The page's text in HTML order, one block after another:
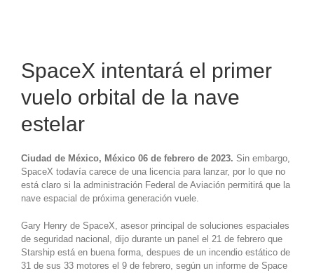
más
grande
SpaceX intentará el primer
vuelo orbital de la nave
estelar
Ciudad de México, México 06 de febrero de 2023. Sin embargo,
SpaceX todavía carece de una licencia para lanzar, por lo que no
está claro si la administración Federal de Aviación permitirá que la
nave espacial de próxima generación vuele.
Gary Henry de SpaceX, asesor principal de soluciones espaciales
de seguridad nacional, dijo durante un panel el 21 de febrero que
Starship está en buena forma, despues de un incendio estático de
31 de sus 33 motores el 9 de febrero, según un informe de Space